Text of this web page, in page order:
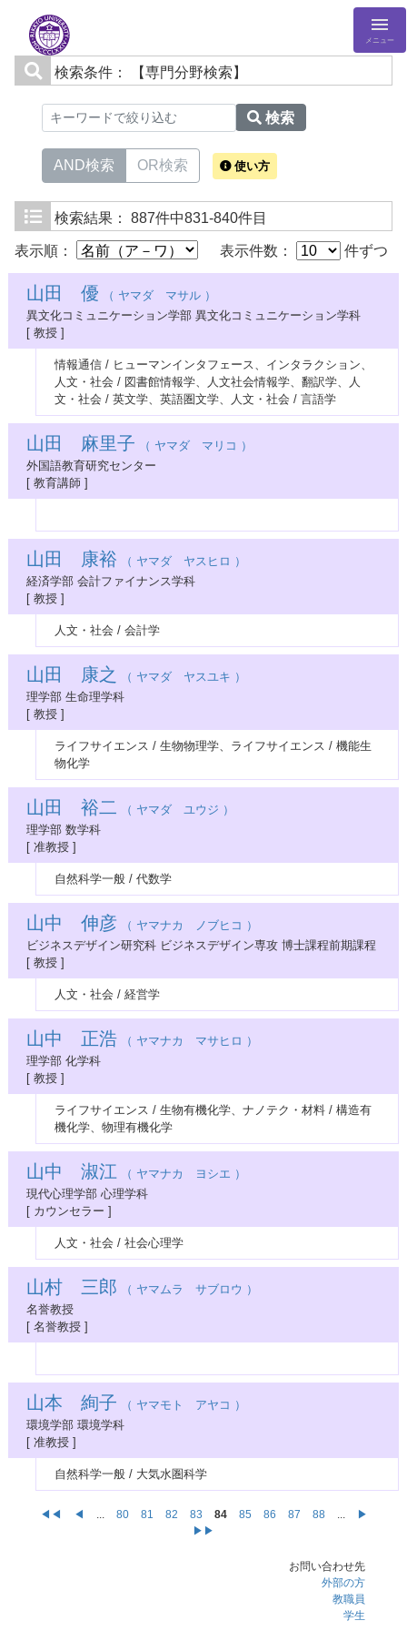
メニュー
検索条件： 【専門分野検索】
検索
AND検索 OR検索 使い方
検索結果： 887件中831-840件目
表示順： 表示件数： 件ずつ
山田 優 （ ヤマダ マサル ）
異文化コミュニケーション学部 異文化コミュニケーション学科
[ 教授 ]
情報通信 / ヒューマンインタフェース、インタラクション、
人文・社会 / 図書館情報学、人文社会情報学、翻訳学、人
文・社会 / 英文学、英語圏文学、人文・社会 / 言語学
山田 麻里子 （ ヤマダ マリコ ）
外国語教育研究センター
[ 教育講師 ]
山田 康裕 （ ヤマダ ヤスヒロ ）
経済学部 会計ファイナンス学科
[ 教授 ]
人文・社会 / 会計学
山田 康之
（ ヤマダ ヤスユキ ）
理学部 生命理学科
[ 教授 ]
ライフサイエンス / 生物物理学、ライフサイエンス / 機能生
物化学
山田 裕二 （ ヤマダ ユウジ ）
理学部 数学科
[ 准教授 ]
自然科学一般 / 代数学
山中 伸彦 （ ヤマナカ ノブヒコ ）
ビジネスデザイン研究科 ビジネスデザイン専攻 博士課程前期課程
[ 教授 ]
人文・社会 / 経営学
山中 正浩 （ ヤマナカ マサヒロ ）
理学部 化学科
[ 教授 ]
ライフサイエンス / 生物有機化学、ナノテク・材料 / 構造有
機化学、物理有機化学
山中 淑江 （ ヤマナカ ヨシエ ）
現代心理学部 心理学科
[ カウンセラー ]
人文・社会 / 社会心理学
山村 三郎 （ ヤマムラ サブロウ ）
名誉教授
[ 名誉教授 ]
山本 絢子 （ ヤマモト アヤコ ）
環境学部 環境学科
[ 准教授 ]
自然科学一般 / 大気水圏科学
◀◀ ◀ ... 80 81 82 83 84 85 86 87 88 ...
▶
▶▶
お問い合わせ先
外部の方
教職員
学生